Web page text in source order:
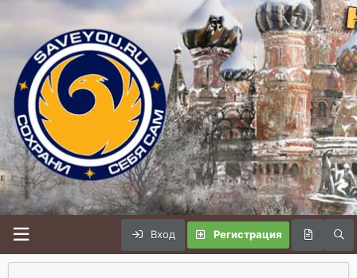
Вход Регистрация